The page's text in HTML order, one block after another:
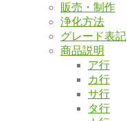
販売・制作
浄化方法
グレード表記
商品説明
ア行
カ行
サ行
タ行